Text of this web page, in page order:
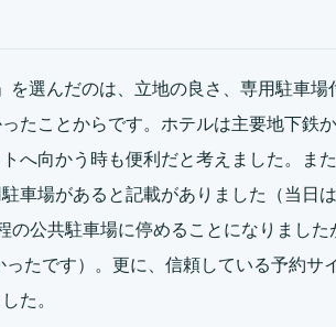
を選んだのは、立地の良さ、専用駐車場
たことからです。ホテルは主要地下鉄
へ向かう時も便利だと考えました。ま
車場があると記載がありました（当日
の公共駐車場に停めることになりました
たです）。更に、信頼している予約サ
た。